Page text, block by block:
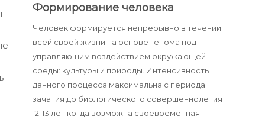
Формирование человека
Человек формируется непрерывно в течении
всей своей жизни на основе генома под
управляющим воздействием окружающей
среды: культуры и природы. Интенсивность
данного процесса максимальна с периода
зачатия до биологического совершеннолетия
12-13 лет когда возможна своевременная